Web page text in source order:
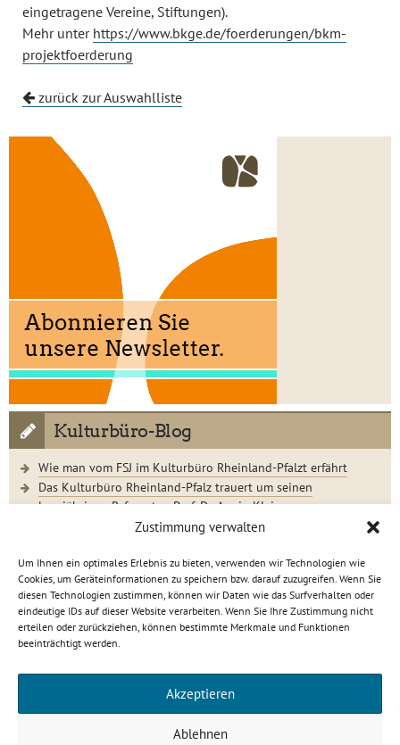
Zustimmung verwalten
Um Ihnen ein optimales Erlebnis zu bieten, verwenden wir Technologien wie
Cookies, um Geräteinformationen zu speichern bzw. darauf zuzugreifen. Wenn Sie
diesen Technologien zustimmen, können wir Daten wie das Surfverhalten oder
eindeutige IDs auf dieser Website verarbeiten. Wenn Sie Ihre Zustimmung nicht
erteilen oder zurückziehen, können bestimmte Merkmale und Funktionen
beeinträchtigt werden.
Akzeptieren
Ablehnen
eingetragene Vereine, Stiftungen).
Mehr unter https://www.bkge.de/foerderungen/bkm-
projektfoerderung
zurück zur Auswahlliste
Kulturbüro-Blog
Wie man vom FSJ im Kulturbüro Rheinland-Pfalzt erfährt
Das Kulturbüro Rheinland-Pfalz trauert um seinen
langjährigen Referenten Prof. Dr. Armin Klein
Der Jugendkunstschultag 2023 im Rückblick
Kulturbüro Rheinland-Pfalz · C.-S.-Schmidt-Str. 9 · 56112
Lahnstein
Datenschutzerklärung
gefördert von